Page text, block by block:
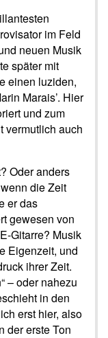
im Feld
neuen Musik
später mit
einen luziden,
Marais’. Hier
und zum
vermutlich auch
Oder anders
die Zeit
er das
gewesen von
Gitarre? Musik
Eigenzeit, und
ihrer Zeit.
– oder nahezu
in den
erst hier, also
der erste Ton